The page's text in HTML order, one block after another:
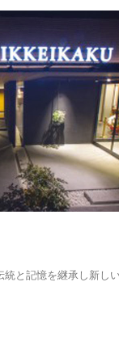
と記憶を継承し新し